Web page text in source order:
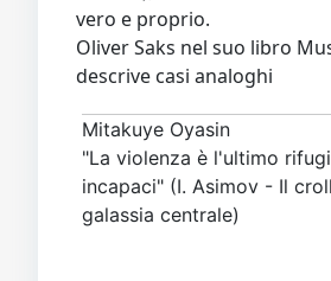
vero e proprio.
Oliver Saks nel suo libro
descrive casi analoghi
Mitakuye Oyasin
"La violenza è l'ultimo
incapaci" (I. Asimov - Il
galassia centrale)